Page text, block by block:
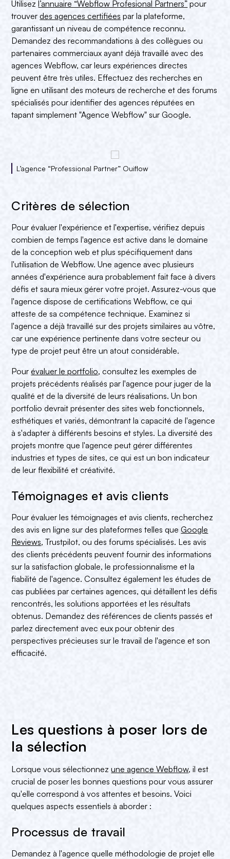
Utilisezl’annuaire “Webflow Profesional Partners” pour
trouverdes agences certifiées par la plateforme,
garantissant un niveau de compétence reconnu.
Demandez des recommandations à des collègues ou
partenaires commerciaux ayant déjà travaillé avec des
agences Webflow, car leurs expériences directes
peuvent être très utiles. Effectuez des recherches en
ligne en utilisant des moteurs de recherche et des forums
spécialisés pour identifier des agences réputées en
tapant simplement "Agence Webflow" sur Google.
L’agence “Professional Partner” Ouiflow
Critères de sélection
Pour évaluer l'expérience et l'expertise, vérifiez depuis
combien de temps l'agence est active dans le domaine
de la conception web et plus spécifiquement dans
l'utilisation de Webflow. Une agence avec plusieurs
années d'expérience aura probablement fait face à divers
défis et saura mieux gérer votre projet. Assurez-vous que
l'agence dispose de certifications Webflow, ce qui
atteste de sa compétence technique. Examinez si
l'agence a déjà travaillé sur des projets similaires au vôtre,
car une expérience pertinente dans votre secteur ou
type de projet peut être un atout considérable.
Pourévaluer le portfolio, consultez les exemples de
projets précédents réalisés par l'agence pour juger de la
qualité et de la diversité de leurs réalisations. Un bon
portfolio devrait présenter des sites web fonctionnels,
esthétiques et variés, démontrant la capacité de l'agence
à s'adapter à différents besoins et styles. La diversité des
projets montre que l'agence peut gérer différentes
industries et types de sites, ce qui est un bon indicateur
de leur flexibilité et créativité.
Témoignages et avis clients
Pour évaluer les témoignages et avis clients, recherchez
des avis en ligne sur des plateformes telles queGoogle
Reviews, Trustpilot, ou des forums spécialisés. Les avis
des clients précédents peuvent fournir des informations
sur la satisfaction globale, le professionnalisme et la
fiabilité de l'agence. Consultez également les études de
cas publiées par certaines agences, qui détaillent les défis
rencontrés, les solutions apportées et les résultats
obtenus. Demandez des références de clients passés et
parlez directement avec eux pour obtenir des
perspectives précieuses sur le travail de l'agence et son
efficacité.
Les questions à poser lors de
la sélection
Lorsque vous sélectionnezune agence Webflow, il est
crucial de poser les bonnes questions pour vous assurer
qu'elle correspond à vos attentes et besoins. Voici
quelques aspects essentiels à aborder :
Processus de travail
Demandez à l'agence quelle méthodologie de projet elle